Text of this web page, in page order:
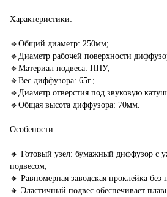
Характеристики:
🔹Общий диаметр: 250мм;
🔹Диаметр рабочей поверхности
🔹Материал подвеса: ППУ;
🔹Вес диффузора: 65г.;
🔹Диаметр отверстия под звуковую
🔹Общая высота диффузора: 70мм.
Особености:
🔸 Готовый узел: бумажный диффузор с
подвесом;
🔸 Равномерная заводская проклейка без
🔸 Эластичный подвес обеспечивает